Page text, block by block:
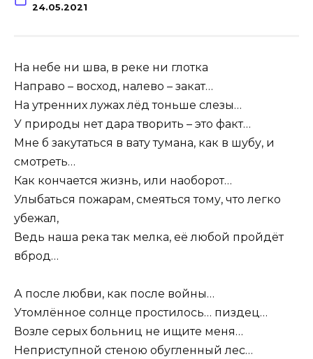
24.05.2021
На небе ни шва, в реке ни глотка
Направо – восход, налево – закат…
На утренних лужах лёд тоньше слезы…
У природы нет дара творить – это факт…
Мне б закутаться в вату тумана, как в шубу, и
смотреть…
Как кончается жизнь, или наоборот…
Улыбаться пожарам, смеяться тому, что легко
убежал,
Ведь наша река так мелка, её любой пройдёт
вброд…
А после любви, как после войны…
Утомлённое солнце простилось… пиздец…
Возле серых больниц не ищите меня…
Неприступной стеною обугленный лес…